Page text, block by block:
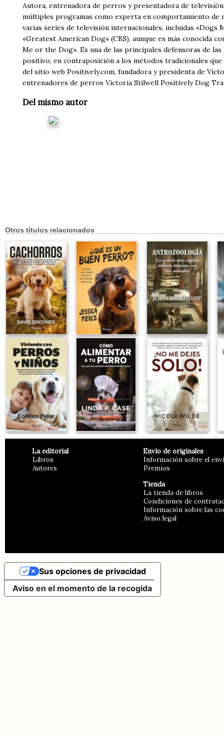
Autora, entrenadora de perros y presentadora de
múltiples programas como experta en comportamiento de
varias series de televisión internacionales, incluidas «Dogs
«Greatest American Dog» (CBS), aunque es más conocida
Me or the Dog». Es una de las principales defensoras de
positivo, en contraposición a los métodos tradicionales
del sitio web Positively.com, fundadora y presidenta de
entrenadores de perros Victoria Stilwell Positively Dog
Del mismo autor
Otros títulos relacionados
La editorial
Libros
Autores
Envío de originales
Información sobre el
Premios
Tienda
La tienda de libros
Condiciones de
Información sobre las
Aviso legal
Aviso en el momento de la recogida
Sus opciones de privacidad